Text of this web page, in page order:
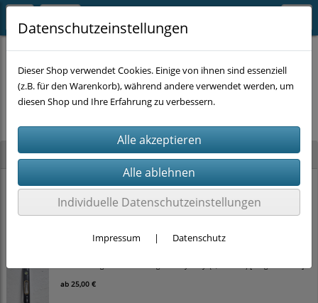
Neu im Shop
STAHLKAISER Ratschen-Ringmaulschlüssel-Satz (22-tlg., SW 6–32 mm) im
Koffer
100,00 €
ab 25,00 €
Es wurden leider keine Produkte gefunden.
Datenschutzeinstellungen
Dieser Shop verwendet Cookies. Einige von ihnen sind essenziell
(z.B. für den Warenkorb), während andere verwendet werden, um
diesen Shop und Ihre Erfahrung zu verbessern.
Individuelle Datenschutzeinstellungen
Impressum | Datenschutz